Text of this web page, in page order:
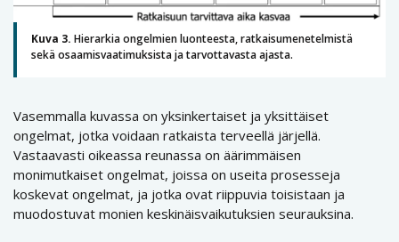
Kuva 3. Hierarkia ongelmien luonteesta, ratkaisumenetelmistä
sekä osaamisvaatimuksista ja tarvottavasta ajasta.
Vasemmalla kuvassa on yksinkertaiset ja yksittäiset
ongelmat, jotka voidaan ratkaista terveellä järjellä.
Vastaavasti oikeassa reunassa on äärimmäisen
monimutkaiset ongelmat, joissa on useita prosesseja
koskevat ongelmat, ja jotka ovat riippuvia toisistaan ja
muodostuvat monien keskinäisvaikutuksien seurauksina.